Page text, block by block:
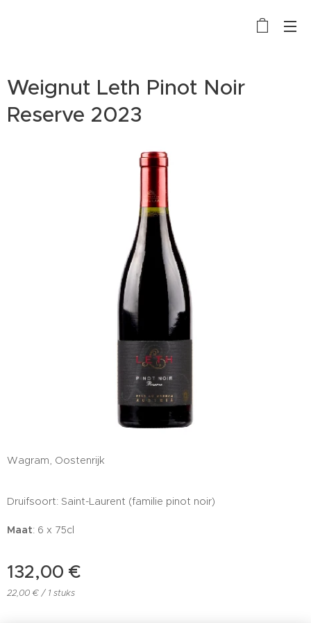
Weignut Leth Pinot Noir
Reserve 2023
Wagram, Oostenrijk
Druifsoort: Saint-Laurent (familie pinot noir)
Maat: 6 x 75cl
132,00 €
22,00 € / 1 stuks